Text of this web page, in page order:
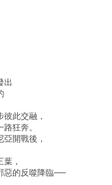
出
此交融，
狂奔。
開戰後，
，
惡的反噬降臨──